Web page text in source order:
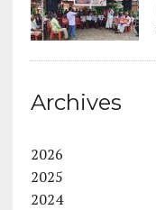
Archives
2026
2025
2024